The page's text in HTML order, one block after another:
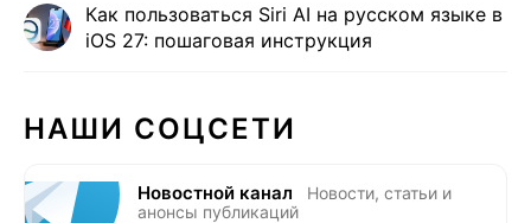
Как пользоваться Siri AI на русском языке в
iOS 27: пошаговая инструкция
НАШИ СОЦСЕТИ
Новостной канал
Новости, статьи и
анонсы публикаций